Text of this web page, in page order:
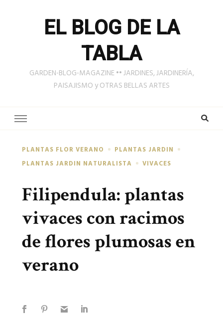
EL BLOG DE LA
TABLA
GARDEN-BLOG-MAGAZINE •• JARDINES, JARDINERÍA,
PAISAJISMO y OTRAS BELLAS ARTES
PLANTAS FLOR VERANO
PLANTAS JARDIN
PLANTAS JARDIN NATURALISTA
VIVACES
Filipendula: plantas
vivaces con racimos
de flores plumosas en
verano